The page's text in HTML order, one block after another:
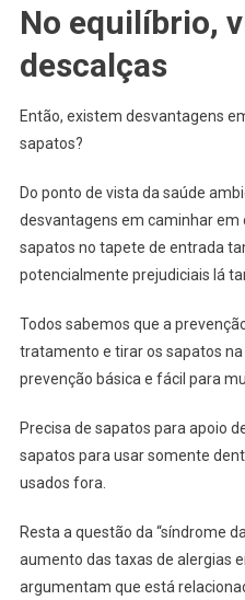
No equilíbrio,
descalças
Então, existem desvantagens
sapatos?
Do ponto de vista da saúde
desvantagens em caminhar em
sapatos no tapete de entrada
potencialmente prejudiciais lá
Todos sabemos que a
tratamento e tirar os sapatos
prevenção básica e fácil para
Precisa de sapatos para apoio
sapatos para usar somente
usados fora.
Resta a questão da “síndrome
aumento das taxas de alergias
argumentam que está